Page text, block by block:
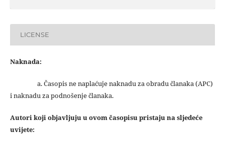
LICENSE
Naknada:
a. Časopis ne naplaćuje naknadu za obradu članaka (APC)
i naknadu za podnošenje članaka.
Autori koji objavljuju u ovom časopisu pristaju na sljedeće
uvijete: